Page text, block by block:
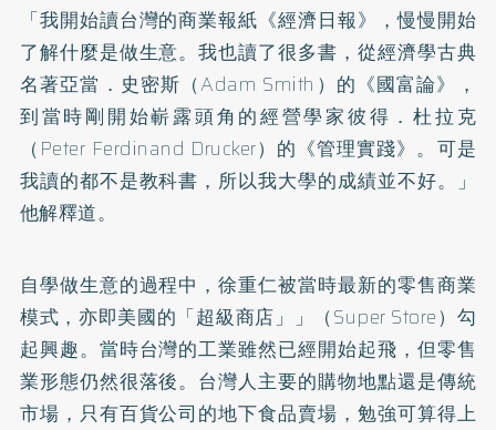
「我開始讀台灣的商業報紙《經濟日報》，慢慢開始
了解什麼是做生意。我也讀了很多書，從經濟學古典
名著亞當．史密斯（Adam Smith）的《國富論》，
到當時剛開始嶄露頭角的經營學家彼得．杜拉克
（Peter Ferdinand Drucker）的《管理實踐》。可是
我讀的都不是教科書，所以我大學的成績並不好。」
他解釋道。
自學做生意的過程中，徐重仁被當時最新的零售商業
模式，亦即美國的「超級商店」」（Super Store）勾
起興趣。當時台灣的工業雖然已經開始起飛，但零售
業形態仍然很落後。台灣人主要的購物地點還是傳統
市場，只有百貨公司的地下食品賣場，勉強可算得上